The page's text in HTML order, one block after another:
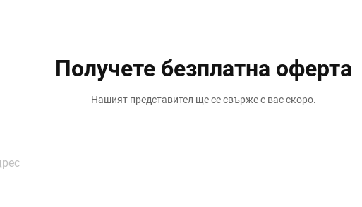
Получете безплатна оферта
Нашият представител ще се свърже с вас скоро.